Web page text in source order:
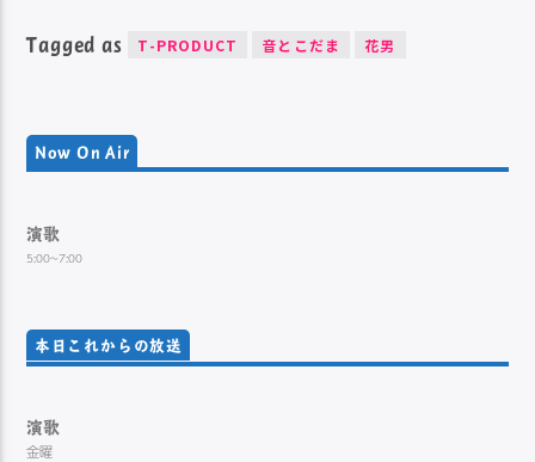
Tagged as T-PRODUCT 音とこだま 花男
Now On Air
演歌
5:00~7:00
本日これからの放送
演歌
金曜